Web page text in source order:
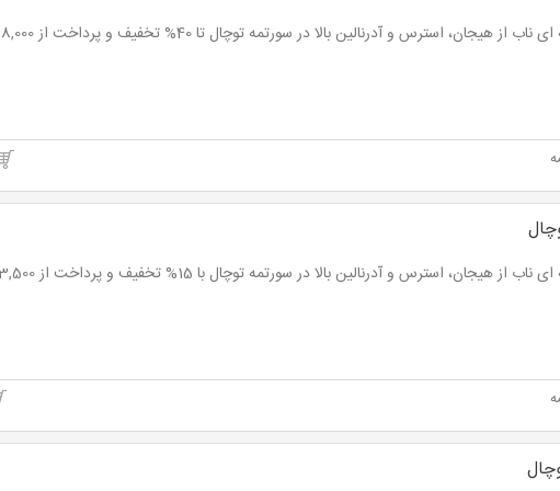
از هیجان، استرس و آدرنالین بالا در سورتمه توچال تا 40% تخفیف و پرداخت از 18,000 تومان
از هیجان، استرس و آدرنالین بالا در سورتمه توچال با 15% تخفیف و پرداخت از 93,500 تومان